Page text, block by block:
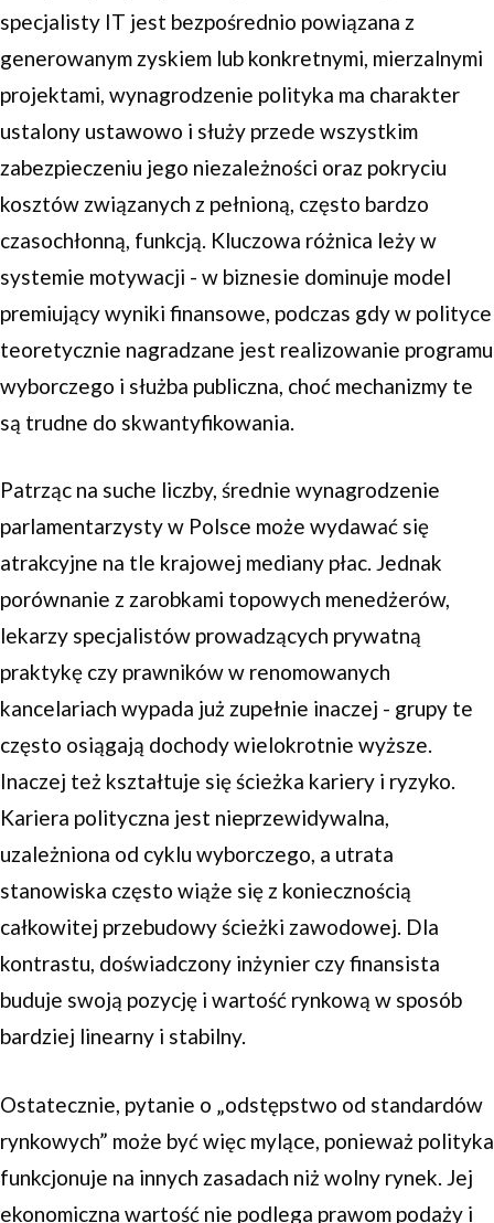
specjalisty IT jest bezpośrednio powiązana z
generowanym zyskiem lub konkretnymi, mierzalnymi
projektami, wynagrodzenie polityka ma charakter
ustalony ustawowo i służy przede wszystkim
zabezpieczeniu jego niezależności oraz pokryciu
kosztów związanych z pełnioną, często bardzo
czasochłonną, funkcją. Kluczowa różnica leży w
systemie motywacji - w biznesie dominuje model
premiujący wyniki finansowe, podczas gdy w polityce
teoretycznie nagradzane jest realizowanie programu
wyborczego i służba publiczna, choć mechanizmy te
są trudne do skwantyfikowania.
Patrząc na suche liczby, średnie wynagrodzenie
parlamentarzysty w Polsce może wydawać się
atrakcyjne na tle krajowej mediany płac. Jednak
porównanie z zarobkami topowych menedżerów,
lekarzy specjalistów prowadzących prywatną
praktykę czy prawników w renomowanych
kancelariach wypada już zupełnie inaczej - grupy te
często osiągają dochody wielokrotnie wyższe.
Inaczej też kształtuje się ścieżka kariery i ryzyko.
Kariera polityczna jest nieprzewidywalna,
uzależniona od cyklu wyborczego, a utrata
stanowiska często wiąże się z koniecznością
całkowitej przebudowy ścieżki zawodowej. Dla
kontrastu, doświadczony inżynier czy finansista
buduje swoją pozycję i wartość rynkową w sposób
bardziej linearny i stabilny.
Ostatecznie, pytanie o „odstępstwo od standardów
rynkowych” może być więc mylące, ponieważ polityka
funkcjonuje na innych zasadach niż wolny rynek. Jej
ekonomiczna wartość nie podlega prawom podaży i